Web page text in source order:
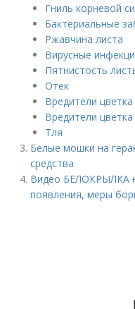
Гниль корневой
Бактериальные
Ржавчина листа
Вирусные
Пятнистость
Отек
Вредители цветка
Вредители цветка
Тля
Белые мошки на
средства
Видео БЕЛОКРЫЛКА
появления, меры